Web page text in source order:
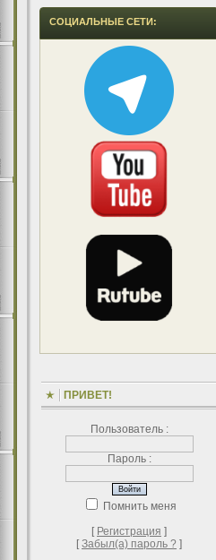
СОЦИАЛЬНЫЕ СЕТИ:
ПРИВЕТ!
Пользователь :
Пароль :
Помнить меня
[ Регистрация ]
[Забыл(а) пароль ? ]